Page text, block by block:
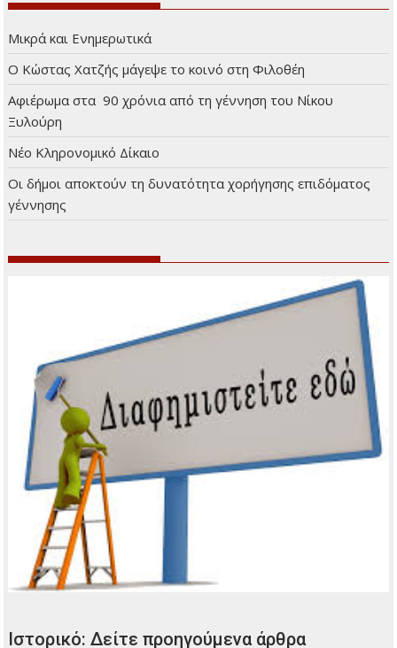
Μικρά και Ενημερωτικά
Ο Κώστας Χατζής μάγεψε το κοινό στη Φιλοθέη
Αφιέρωμα στα 90 χρόνια από τη γέννηση του Νίκου
Ξυλούρη
Νέο Κληρονομικό Δίκαιο
Οι δήμοι αποκτούν τη δυνατότητα χορήγησης επιδόματος
γέννησης
Ιστορικό: Δείτε προηγούμενα άρθρα